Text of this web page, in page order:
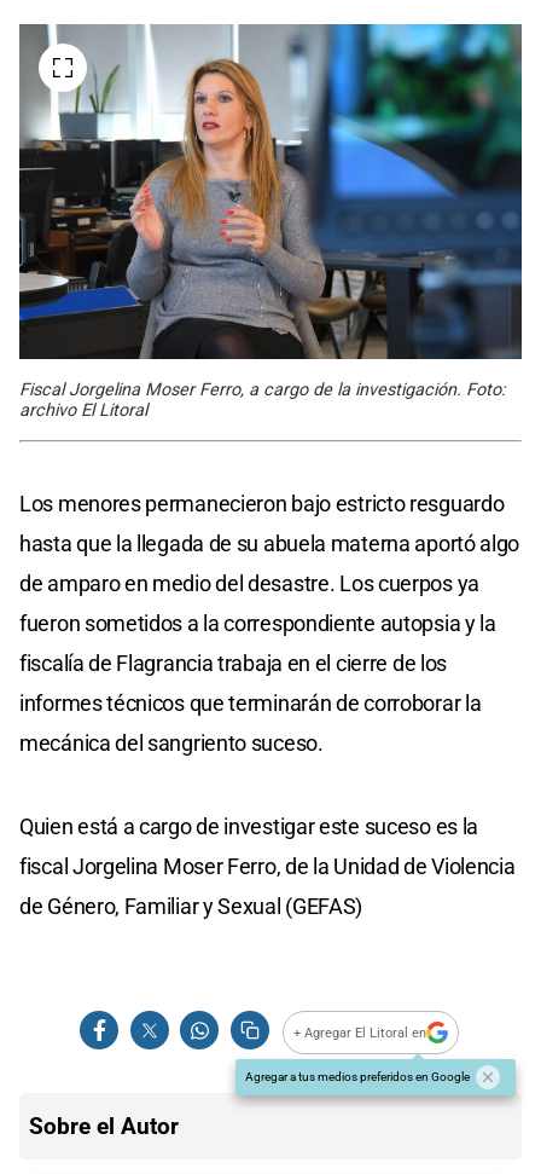
Fiscal Jorgelina Moser Ferro, a cargo de la investigación. Foto:
archivo El Litoral
Los menores permanecieron bajo estricto resguardo
hasta que la llegada de su abuela materna aportó algo
de amparo en medio del desastre. Los cuerpos ya
fueron sometidos a la correspondiente autopsia y la
fiscalía de Flagrancia trabaja en el cierre de los
informes técnicos que terminarán de corroborar la
mecánica del sangriento suceso.
Quien está a cargo de investigar este suceso es la
fiscal Jorgelina Moser Ferro, de la Unidad de Violencia
de Género, Familiar y Sexual (GEFAS)
+ Agregar El Litoral en
Agregar a tus medios preferidos en Google
Sobre el Autor